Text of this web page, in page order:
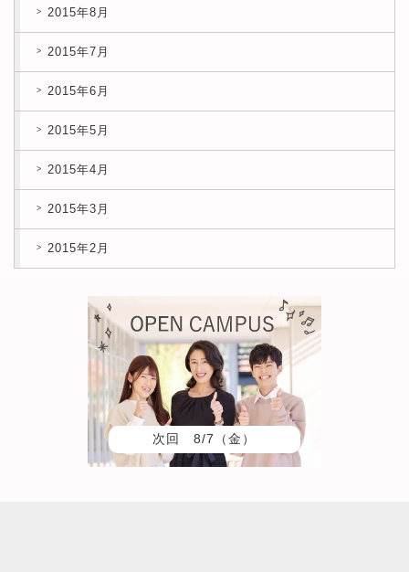
2015年8月
2015年7月
2015年6月
2015年5月
2015年4月
2015年3月
2015年2月
次回 8/7（金）